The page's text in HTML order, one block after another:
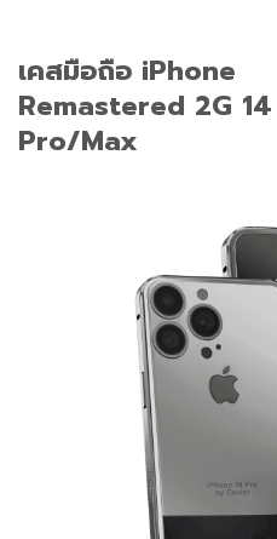
เคสมือถือ iPhone
Remastered 2G 14
Pro/Max